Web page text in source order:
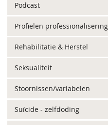
Podcast
Profielen professionalisering
Rehabilitatie & Herstel
Seksualiteit
Stoornissen/variabelen
Suïcide - zelfdoding